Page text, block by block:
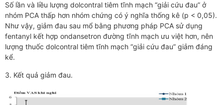
Số lần và liều lượng dolcontral tiêm tĩnh mạch “giải cứu đau” ở
nhóm PCA thấp hơn nhóm chứng có ý nghĩa thống kê (p < 0,05).
Như vậy, giảm đau sau mổ bằng phương pháp PCA sử dụng
fentanyl kết hợp ondansetron đường tĩnh mạch ưu việt hơn, nên
lượng thuốc dolcontral tiêm tĩnh mạch “giải cứu đau” giảm đáng
kể.
3. Kết quả giảm đau.